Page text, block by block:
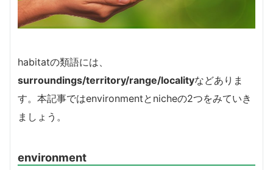
habitatの類語には、
surroundings/territory/range/localityなどありま
す。本記事ではenvironmentとnicheの2つをみていき
ましょう。
environment